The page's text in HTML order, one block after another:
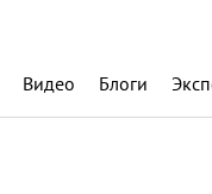
Видео Блоги